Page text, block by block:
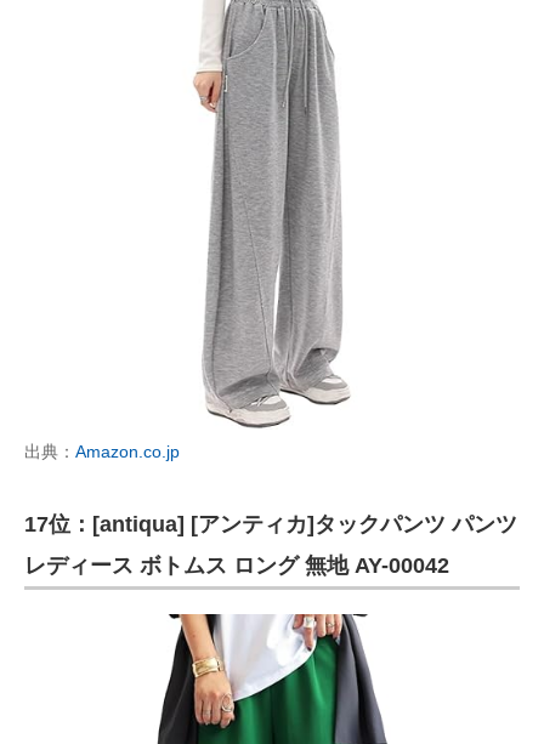
出典： Amazon.co.jp
17位：[antiqua] [アンティカ]タックパンツ パンツ
レディース ボトムス ロング 無地 AY-00042